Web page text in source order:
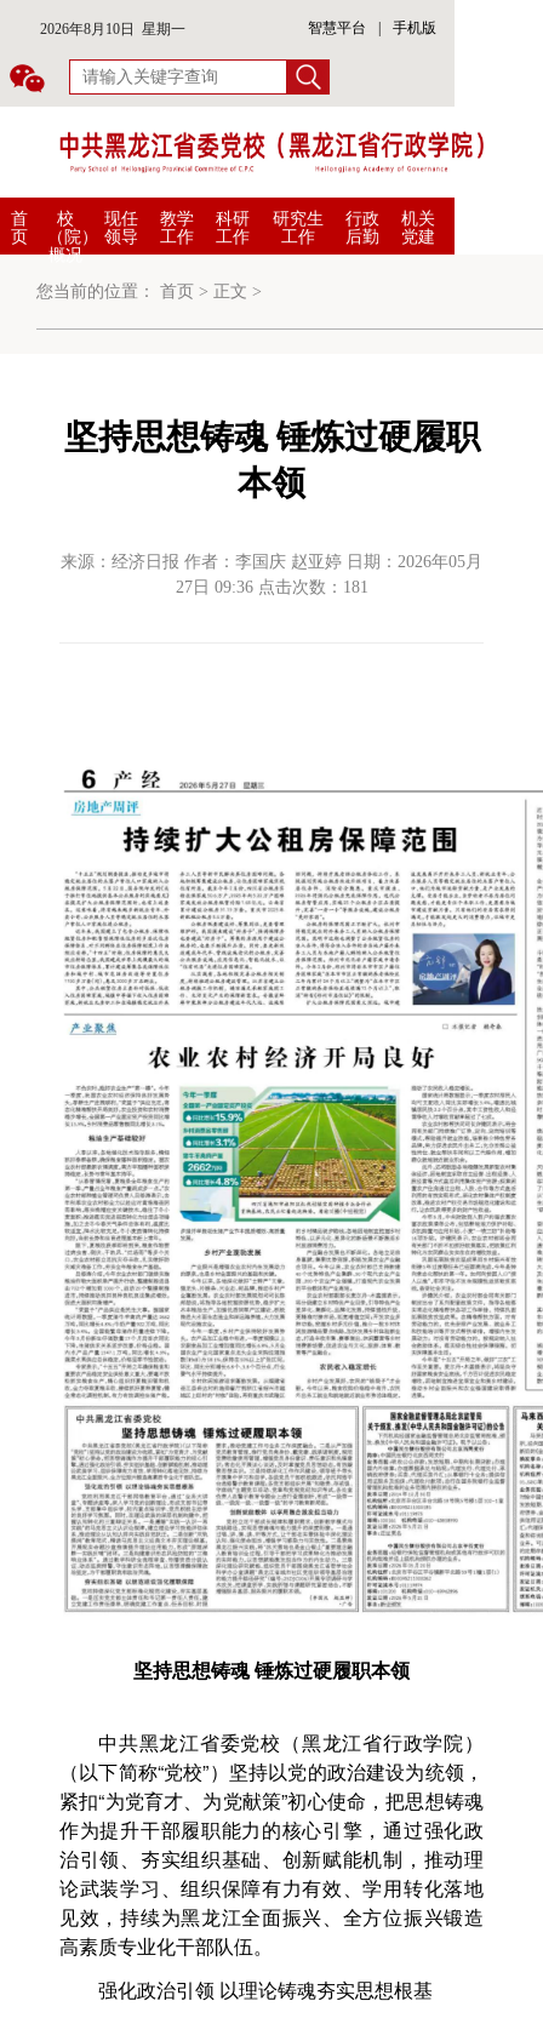
2026年8月10日 星期一 智慧平台 手机版
首
页
校
（院）
概况
现任
领导
教学
工作
科研
工作
研究生
工作
行政
后勤
机关
党建
您当前的位置： 首页 > 正文 >
坚持思想铸魂 锤炼过硬履职
本领
来源：经济日报 作者：李国庆 赵亚婷 日期：2026年05月
27日 09:36 点击次数： 181
坚持思想铸魂 锤炼过硬履职本领
中共黑龙江省委党校（黑龙江省行政学院）
（以下简称“党校”）坚持以党的政治建设为统领，
紧扣“为党育才、为党献策”初心使命，把思想铸魂
作为提升干部履职能力的核心引擎，通过强化政
治引领、夯实组织基础、创新赋能机制，推动理
论武装学习、组织保障有力有效、学用转化落地
见效，持续为黑龙江全面振兴、全方位振兴锻造
高素质专业化干部队伍。
强化政治引领 以理论铸魂夯实思想根基